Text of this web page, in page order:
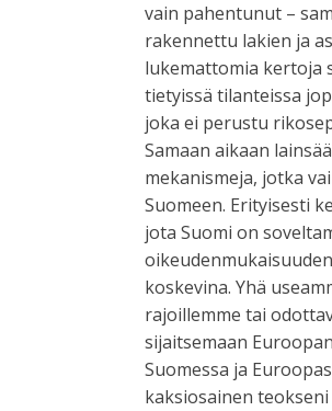
vain pahentunut –
rakennettu lakien ja
lukemattomia kertoja
tietyissä tilanteissa
joka ei perustu
Samaan aikaan
mekanismeja, jotka
Suomeen. Erityisesti
jota Suomi on
koskevina. Yhä
rajoillemme tai
sijaitsemaan
Suomessa ja
kaksiosainen